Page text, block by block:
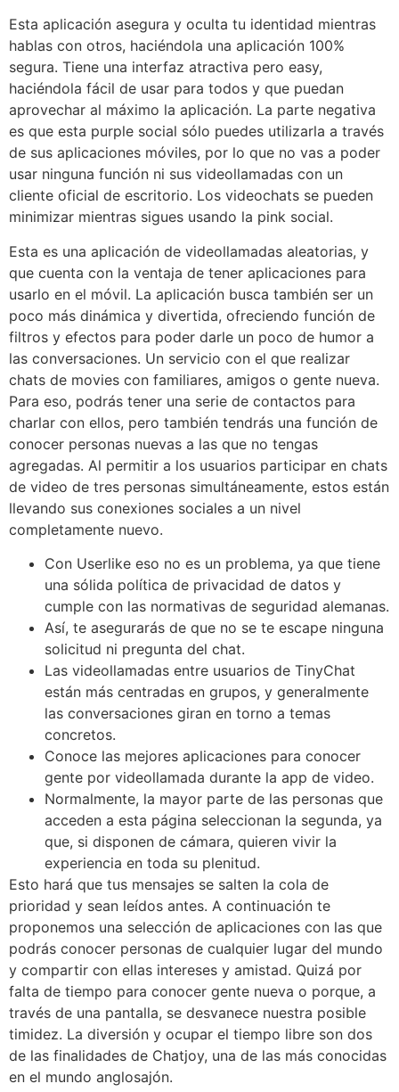
Esta aplicación asegura y oculta tu identidad mientras
hablas con otros, haciéndola una aplicación 100%
segura. Tiene una interfaz atractiva pero easy,
haciéndola fácil de usar para todos y que puedan
aprovechar al máximo la aplicación. La parte negativa
es que esta purple social sólo puedes utilizarla a través
de sus aplicaciones móviles, por lo que no vas a poder
usar ninguna función ni sus videollamadas con un
cliente oficial de escritorio. Los videochats se pueden
minimizar mientras sigues usando la pink social.
Esta es una aplicación de videollamadas aleatorias, y
que cuenta con la ventaja de tener aplicaciones para
usarlo en el móvil. La aplicación busca también ser un
poco más dinámica y divertida, ofreciendo función de
filtros y efectos para poder darle un poco de humor a
las conversaciones. Un servicio con el que realizar
chats de movies con familiares, amigos o gente nueva.
Para eso, podrás tener una serie de contactos para
charlar con ellos, pero también tendrás una función de
conocer personas nuevas a las que no tengas
agregadas. Al permitir a los usuarios participar en chats
de video de tres personas simultáneamente, estos están
llevando sus conexiones sociales a un nivel
completamente nuevo.
Con Userlike eso no es un problema, ya que tiene
una sólida política de privacidad de datos y
cumple con las normativas de seguridad alemanas.
Así, te asegurarás de que no se te escape ninguna
solicitud ni pregunta del chat.
Las videollamadas entre usuarios de TinyChat
están más centradas en grupos, y generalmente
las conversaciones giran en torno a temas
concretos.
Conoce las mejores aplicaciones para conocer
gente por videollamada durante la app de video.
Normalmente, la mayor parte de las personas que
acceden a esta página seleccionan la segunda, ya
que, si disponen de cámara, quieren vivir la
experiencia en toda su plenitud.
Esto hará que tus mensajes se salten la cola de
prioridad y sean leídos antes. A continuación te
proponemos una selección de aplicaciones con las que
podrás conocer personas de cualquier lugar del mundo
y compartir con ellas intereses y amistad. Quizá por
falta de tiempo para conocer gente nueva o porque, a
través de una pantalla, se desvanece nuestra posible
timidez. La diversión y ocupar el tiempo libre son dos
de las finalidades de Chatjoy, una de las más conocidas
en el mundo anglosajón.